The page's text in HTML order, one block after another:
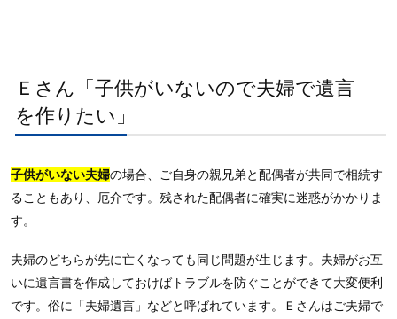
Ｅさん「子供がいないので夫婦で遺言
を作りたい」
子供がいない夫婦の場合、ご自身の親兄弟と配偶者が共同で相続す
ることもあり、厄介です。残された配偶者に確実に迷惑がかかりま
す。
夫婦のどちらが先に亡くなっても同じ問題が生じます。夫婦がお互
いに遺言書を作成しておけばトラブルを防ぐことができて大変便利
です。俗に「夫婦遺言」などと呼ばれています。Ｅさんはご夫婦で